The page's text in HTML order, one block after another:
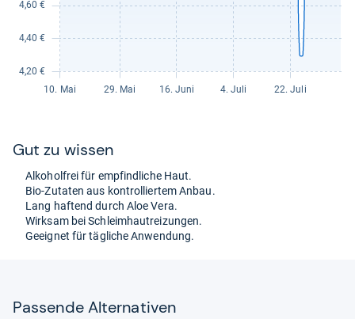
Gut zu wis­sen
Alko­hol­frei für emp­find­li­che Haut.
Bio-​Zuta­ten aus kon­trol­lier­tem Anbau.
Lang haf­tend durch Aloe Vera.
Wirk­sam bei Schleim­hau­trei­zun­gen.
Geeig­net für täg­li­che Anwen­dung.
Pas­sende Alter­na­ti­ven